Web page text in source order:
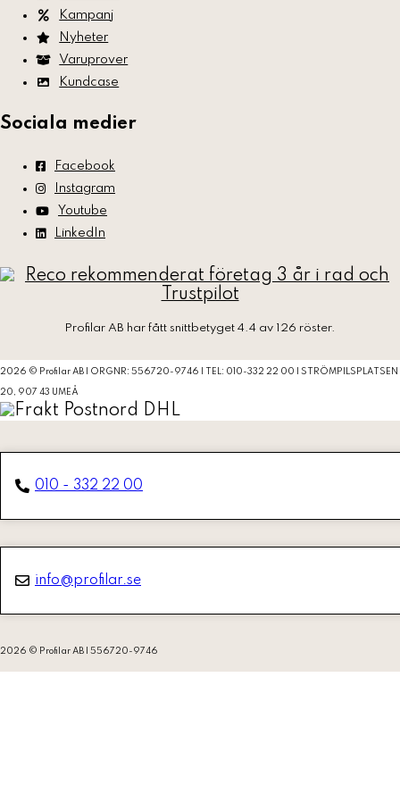
Kampanj
Nyheter
Varuprover
Kundcase
Sociala medier
Facebook
Instagram
Youtube
LinkedIn
Profilar AB har fått snittbetyget 4.4 av 126 röster.
2026 © Profilar AB | ORGNR: 556720-9746 | TEL: 010-332 22 00 | STRÖMPILSPLATSEN
20, 907 43 UMEÅ
010 - 332 22 00
info@profilar.se
2026 © Profilar AB | 556720-9746